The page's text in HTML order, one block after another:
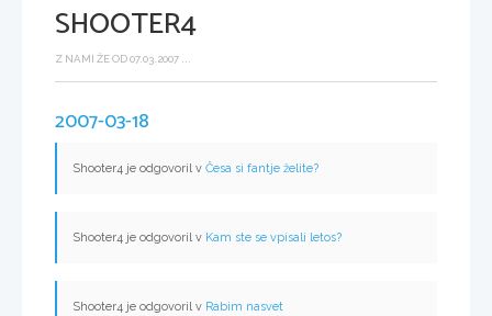
SHOOTER4
Z NAMI ŽE OD 07.03.2007 ...
2007-03-18
Shooter4 je odgovoril v Česa si fantje želite?
Shooter4 je odgovoril v Kam ste se vpisali letos?
Shooter4 je odgovoril v Rabim nasvet